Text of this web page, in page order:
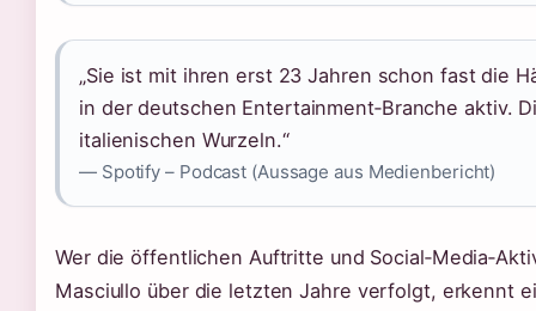
„Sie ist mit ihren erst 23 Jahren schon fast die
in der deutschen Entertainment‑Branche aktiv.
italienischen Wurzeln.“
— Spotify – Podcast (Aussage aus Medienbericht)
Wer die öffentlichen Auftritte und
Masciullo über die letzten Jahre verfolgt, erkennt